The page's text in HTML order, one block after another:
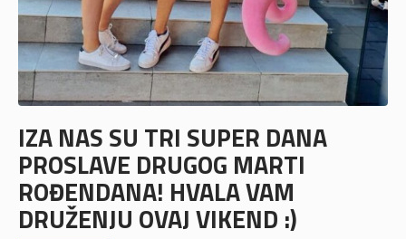
IZA NAS SU TRI SUPER DANA
PROSLAVE DRUGOG MARTI
ROĐENDANA! HVALA VAM
DRUŽENJU OVAJ VIKEND :)